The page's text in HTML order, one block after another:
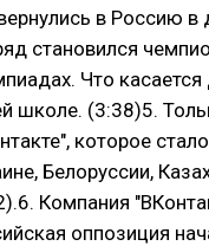
в Россию
становился
Что
школе. (3:38)5.
которое
Белоруссии,
Компания
оппозиция